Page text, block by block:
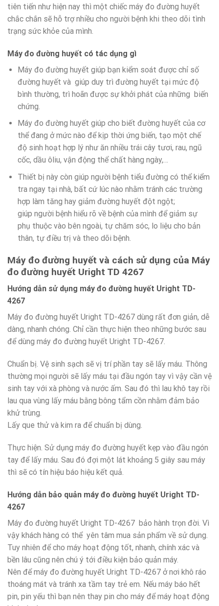
tiên tiến như hiện nay thì một chiếc máy đo đường huyết
chắc chắn sẽ hỗ trợ nhiều cho người bệnh khi theo dõi tình
trạng sức khỏe của mình.
Máy đo đường huyết có tác dụng gì
Máy đo đường huyết giúp bạn kiểm soát được chỉ số
đường huyết và giúp duy trì đường huyết tại mức độ
bình thường, trì hoãn được sự khởi phát của những biến
chứng.
Máy đo đường huyết giúp cho biết đường huyết của cơ
thể đang ở mức nào để kịp thời ứng biến, tạo một chế
độ sinh hoạt hợp lý như ăn nhiều trái cây tươi, rau, ngũ
cốc, dầu ôliu, vận động thể chất hàng ngày,…
Thiết bị này còn giúp người bệnh tiểu đường có thể kiểm
tra ngay tại nhà, bất cứ lúc nào nhằm tránh các trường
hợp làm tăng hay giảm đường huyết đột ngột;
giúp người bệnh hiểu rõ về bệnh của mình để giảm sự
phụ thuộc vào bên ngoài, tự chăm sóc, lo liệu cho bản
thân, tự điều trị và theo dõi bệnh.
Máy đo đường huyết và cách sử dụng của Máy
đo đường huyết Uright TD 4267
Hướng dẫn sử dụng máy đo đường huyết Uright TD-
4267
Máy đo đường huyết Uright TD-4267 dùng rất đơn giản, dễ
dàng, nhanh chóng. Chỉ cần thực hiện theo những bước sau
để dùng máy đo đường huyết Uright TD-4267.
Chuẩn bị. Vệ sinh sạch sẽ vị trí phần tay sẽ lấy máu. Thông
thường mọi người sẽ lấy máu tại đầu ngón tay vì vậy cần vệ
sinh tay với xà phòng và nước ấm. Sau đó thì lau khô tay rồi
lau qua vùng lấy máu bằng bông tẩm cồn nhằm đảm bảo
khử trùng.
Lấy que thử và kim ra để chuẩn bị dùng.
Thực hiện. Sử dụng máy đo đường huyết kẹp vào đầu ngón
tay để lấy máu. Sau đó đợi một lát khoảng 5 giây sau máy
thì sẽ có tín hiệu báo hiệu kết quả.
Hướng dẫn bảo quản máy đo đường huyết Uright TD-
4267
Máy đo đường huyết Uright TD-4267 bảo hành trọn đời. Vì
vậy khách hàng có thể yên tâm mua sản phẩm về sử dụng.
Tuy nhiên để cho máy hoạt động tốt, nhanh, chính xác và
bền lâu cũng nên chú ý tới điều kiện bảo quản máy.
Nên để máy đo đường huyết Uright TD-4267 ở nơi khô ráo
thoáng mát và tránh xa tầm tay trẻ em. Nếu máy báo hết
pin, pin yếu thì bạn nên thay pin cho máy để máy hoạt động